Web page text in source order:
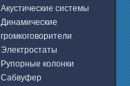
Акустические системы
Динамические
громкоговорители
Электростаты
Рупорные колонки
Сабвуфер